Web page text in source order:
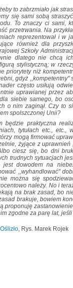
to zabrzmiało jak
się sami sobą
To znaczy ci sami,
przetrwania. Na
reprezentował i w
również dla
Szkoły
dlatego nie chcą
stylistyczną; w
priorytety niż
gdyż ,,kompetentny"
często usiłują
uprawianej przez
siebie samego, bo
o nim zaginął. Czy to
spolszczonej Unii?
będzie praktyczna
tytułach etc., etc.,
mogą firmować
żyjące z
ciesz się, bo dni
trudnych sytuacjach
jest dowodem na
,,wyhandlować"
można się
należy. No i
na brak zasad, bo
brakuje, bowiem
proponuję
zgodne za parę lat,
, Rys. Marek Rojek